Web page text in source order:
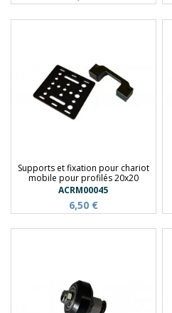
Supports et fixation pour chariot
mobile pour profilés 20x20
ACRM00045
6,50 €